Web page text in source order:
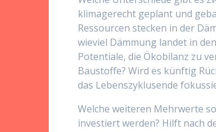
klimagerecht geplant und
Ressourcen stecken in der
wieviel Dämmung landet in
Potentiale, die Ökobilanz zu
Baustoffe? Wird es künftig
das Lebenszyklusende
Welche weiteren Mehrwerte
investiert werden? Hilft nach